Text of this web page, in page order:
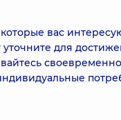
вас
для